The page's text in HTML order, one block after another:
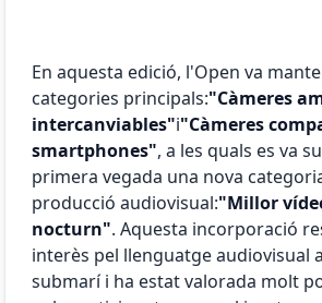
En aquesta edició, l'Open va
categories principals:"Càmeres
intercanviables"i"Càmeres
smartphones", a les quals es va
primera vegada una nova
producció audiovisual:"Millor
nocturn". Aquesta incorporació
interès pel llenguatge audiovisual
submarí i ha estat valorada molt